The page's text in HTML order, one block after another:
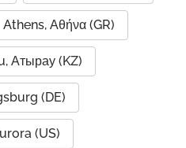
Athens, Αθήνα (GR)
Атырау (KZ)
(DE)
(US)